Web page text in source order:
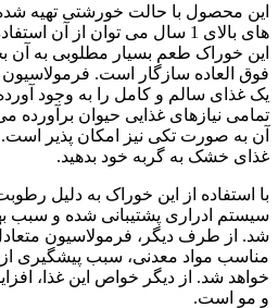
این محصول با حالت خورشتی تهیه
های بالای 1 سال می توان از
این خوراک طعم بسیار مطلوبی به آن
فوق العاده سازگار است.
یک غذای سالم و کامل را به وجود
تمامی نیازهای غذایی حیوان
آن به صورت تکی نیز امکان پذیر است.
غذای خشک به گربه خود بدهید.
با استفاده از این خوراک به دلیل
سیستم ادراری پشتیبانی شده و سبب
شد. از طرف دیگر، فرمولاسیون
مناسب مواد معدنی، سبب پیشگیری
خواهد شد. از دیگر خواص این غذا،
و مو است.